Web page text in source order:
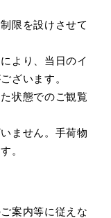
限を設けさせて
より、当日のイ
ざいます。
状態でのご観覧
ません。手荷物
。
案内等に従えな